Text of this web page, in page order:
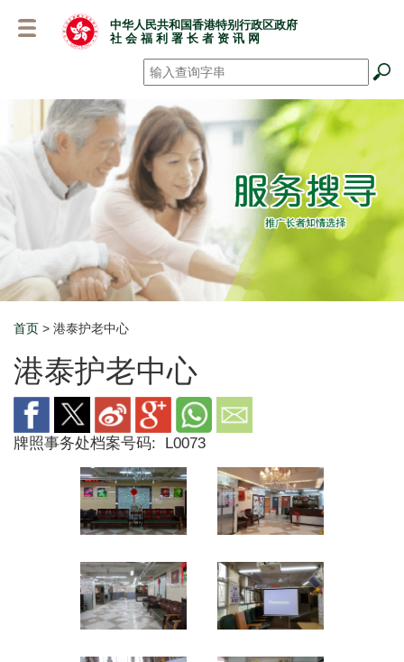
中华人民共和国香港特别行政区政府
社 会 福 利 署 长 者 资 讯 网
搜寻 *
Breadcrumb
首页 > 港泰护老中心
港泰护老中心
牌照事务处档案号码: L0073